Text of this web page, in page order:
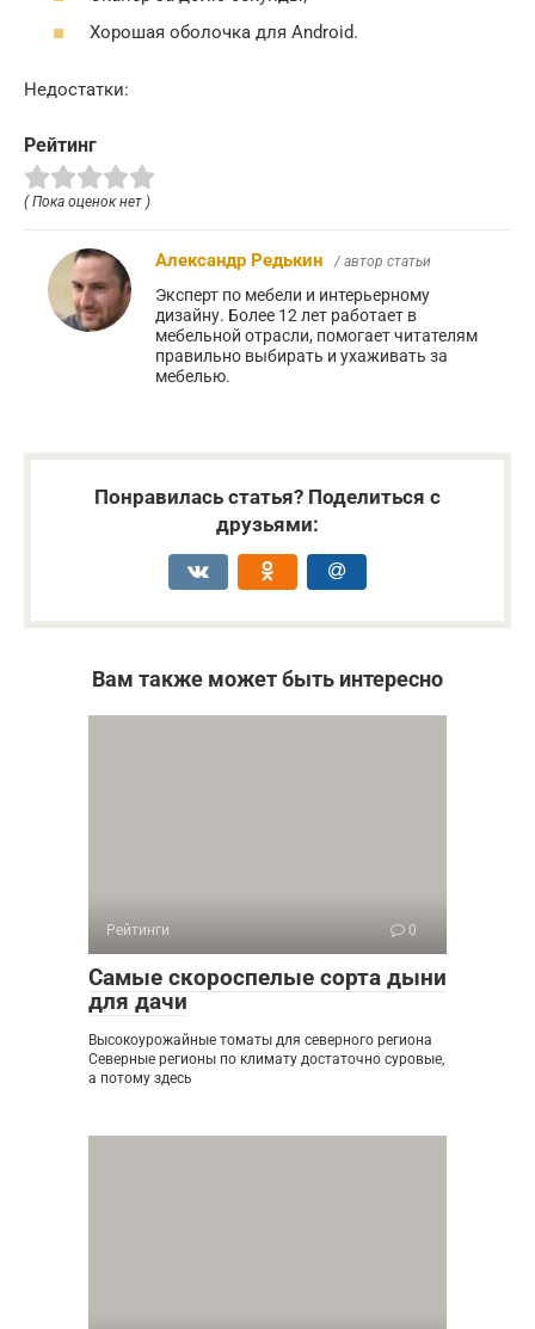
Хорошая оболочка для Android.
Недостатки:
Рейтинг
( Пока оценок нет )
Александр Редькин / автор статьи
Эксперт по мебели и интерьерному
дизайну. Более 12 лет работает в
мебельной отрасли, помогает читателям
правильно выбирать и ухаживать за
мебелью.
Понравилась статья? Поделиться с
друзьями:
Вам также может быть интересно
Рейтинги 0
Самые скороспелые сорта дыни
для дачи
Высокоурожайные томаты для северного региона
Северные регионы по климату достаточно суровые,
а потому здесь